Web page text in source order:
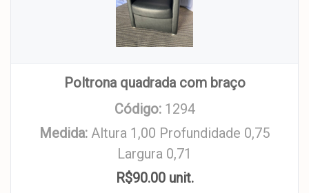
Poltrona quadrada com braço
Código: 1294
Medida: Altura 1,00 Profundidade 0,75
Largura 0,71
R$90.00 unit.